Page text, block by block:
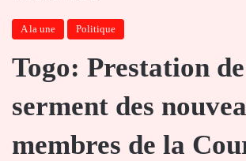
A la une Politique
Togo: Prestation de
serment des
membres de la